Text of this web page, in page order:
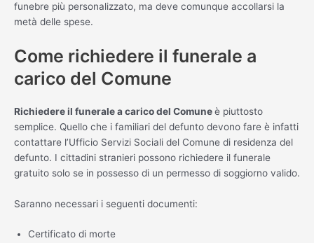
funebre più personalizzato, ma deve comunque accollarsi la
metà delle spese.
Come richiedere il funerale a
carico del Comune
Richiedere il funerale a carico del Comuneè piuttosto
semplice. Quello che i familiari del defunto devono fare è infatti
contattare l’Ufficio Servizi Sociali del Comune di residenza del
defunto. I cittadini stranieri possono richiedere il funerale
gratuito solo se in possesso di un permesso di soggiorno valido.
Saranno necessari i seguenti documenti:
Certificato di morte